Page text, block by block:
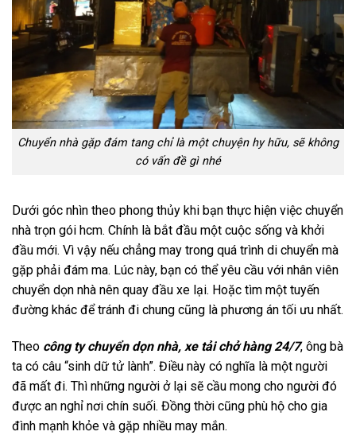
Chuyển nhà gặp đám tang chỉ là một chuyện hy hữu, sẽ không
có vấn đề gì nhé
Dưới góc nhìn theo phong thủy khi bạn thực hiện việc chuyển
nhà trọn gói hcm. Chính là bắt đầu một cuộc sống và khởi
đầu mới. Vì vậy nếu chẳng may trong quá trình di chuyển mà
gặp phải đám ma. Lúc này, bạn có thể yêu cầu với nhân viên
chuyển dọn nhà nên quay đầu xe lại. Hoặc tìm một tuyến
đường khác để tránh đi chung cũng là phương án tối ưu nhất.
Theo công ty chuyển dọn nhà, xe tải chở hàng 24/7, ông bà
ta có câu “sinh dữ tử lành”. Điều này có nghĩa là một người
đã mất đi. Thì những người ở lại sẽ cầu mong cho người đó
được an nghỉ nơi chín suối. Đồng thời cũng phù hộ cho gia
đình mạnh khỏe và gặp nhiều may mắn.